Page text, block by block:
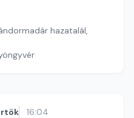
hazatalál,
16:04